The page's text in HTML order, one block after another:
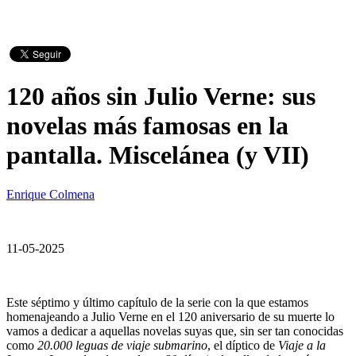
120 años sin Julio Verne: sus
novelas más famosas en la
pantalla. Miscelánea (y VII)
Enrique Colmena
11-05-2025
Este séptimo y último capítulo de la serie con la que estamos
homenajeando a Julio Verne en el 120 aniversario de su muerte lo
vamos a dedicar a aquellas novelas suyas que, sin ser tan conocidas
como 20.000 leguas de viaje submarino, el díptico de Viaje a la